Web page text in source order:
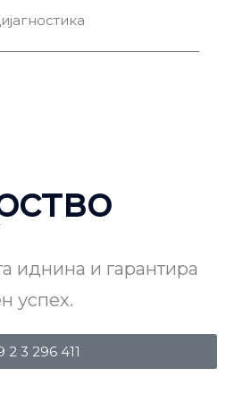
иднина и гарантира
успех.
2 3 296 411